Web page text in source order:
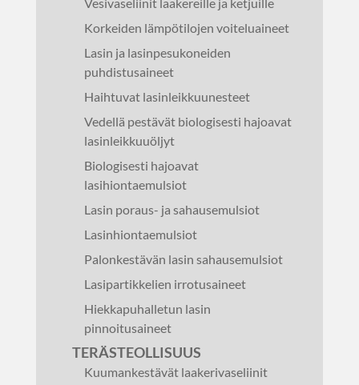
Korkeiden lämpötilojen voiteluaineet
Lasin ja lasinpesukoneiden
puhdistusaineet
Haihtuvat lasinleikkuunesteet
Vedellä pestävät biologisesti hajoavat
lasinleikkuuöljyt
Biologisesti hajoavat
lasihiontaemulsiot
Lasin poraus- ja sahausemulsiot
Lasinhiontaemulsiot
Palonkestävän lasin sahausemulsiot
Lasipartikkelien irrotusaineet
Hiekkapuhalletun lasin
pinnoitusaineet
TERÄSTEOLLISUUS
Kuumankestävät laakerivaseliinit